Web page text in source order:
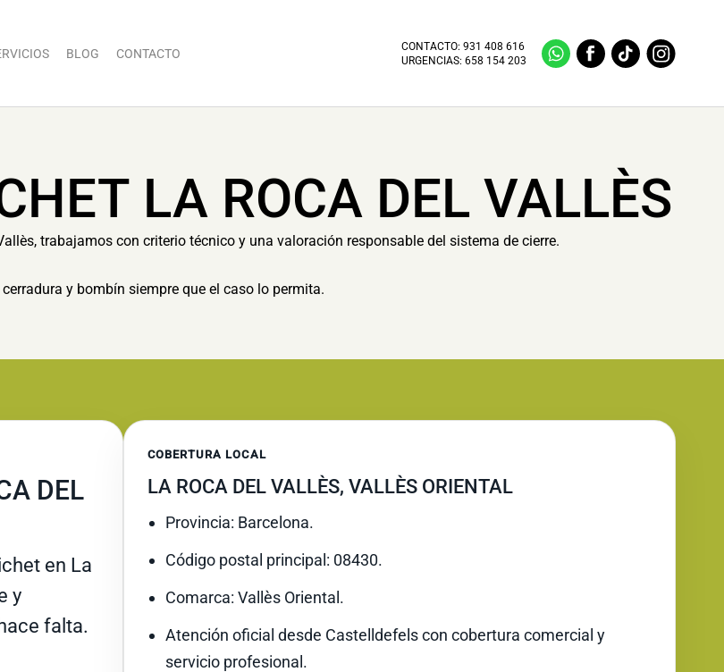
BLOG CONTACTO
CONTACTO:931 408 616
URGENCIAS:658 154 203
LA ROCA DEL VALLÈS
trabajamos con criterio técnico y una valoración responsable del sistema de cierre.
y bombín siempre que el caso lo permita.
DEL
en La
y
falta.
COBERTURA LOCAL
LA ROCA DEL VALLÈS, VALLÈS ORIENTAL
Provincia: Barcelona.
Código postal principal: 08430.
Comarca: Vallès Oriental.
Atención oficial desde Castelldefels con cobertura comercial y
servicio profesional.